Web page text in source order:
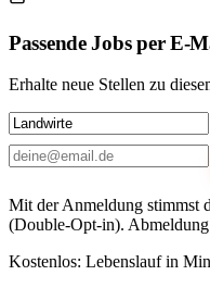
Passende Jobs per E-
Erhalte neue Stellen zu
Mit der Anmeldung stimmst
(Double-Opt-in). Abmeldung
Kostenlos: Lebenslauf in